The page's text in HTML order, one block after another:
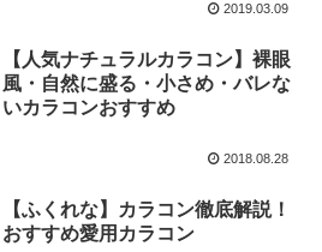
2019.03.09
【人気ナチュラルカラコン】裸眼
風・自然に盛る・小さめ・バレな
いカラコンおすすめ
2018.08.28
【ふくれな】カラコン徹底解説！
おすすめ愛用カラコン